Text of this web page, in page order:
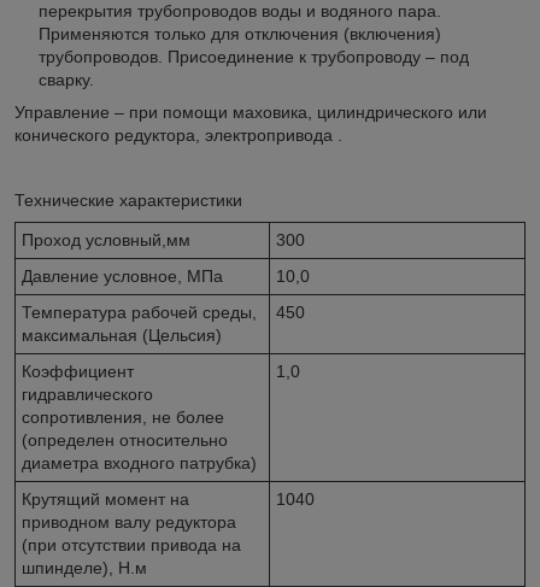
перекрытия трубопроводов воды и водяного пара.
Применяются только для отключения (включения)
трубопроводов. Присоединение к трубопроводу – под
сварку.
Управление – при помощи маховика, цилиндрического или
конического редуктора, электропривода .
Технические характеристики
Проход условный,мм
300
Давление условное, МПа
10,0
Температура рабочей среды,
максимальная (Цельсия)
450
Коэффициент
гидравлического
сопротивления, не более
(определен относительно
диаметра входного патрубка)
1,0
Крутящий момент на
приводном валу редуктора
(при отсутствии привода на
шпинделе), Н.м
1040